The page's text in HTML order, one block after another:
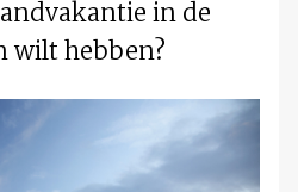
in de
wilt hebben?